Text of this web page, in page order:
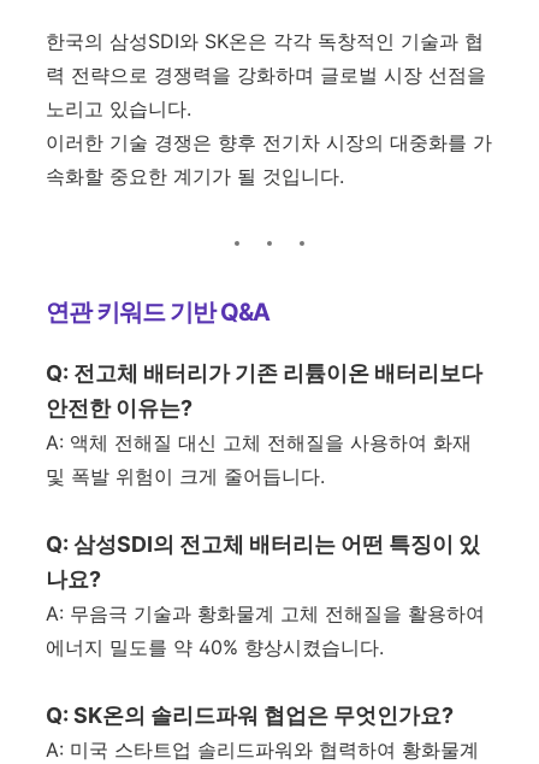
한국의 삼성SDI와 SK온은 각각 독창적인 기술과 협
력 전략으로 경쟁력을 강화하며 글로벌 시장 선점을
노리고 있습니다.
이러한 기술 경쟁은 향후 전기차 시장의 대중화를 가
속화할 중요한 계기가 될 것입니다.
연관 키워드 기반 Q&A
Q: 전고체 배터리가 기존 리튬이온 배터리보다
안전한 이유는?
A: 액체 전해질 대신 고체 전해질을 사용하여 화재
및 폭발 위험이 크게 줄어듭니다.
Q: 삼성SDI의 전고체 배터리는 어떤 특징이 있
나요?
A: 무음극 기술과 황화물계 고체 전해질을 활용하여
에너지 밀도를 약 40% 향상시켰습니다.
Q: SK온의 솔리드파워 협업은 무엇인가요?
A: 미국 스타트업 솔리드파워와 협력하여 황화물계